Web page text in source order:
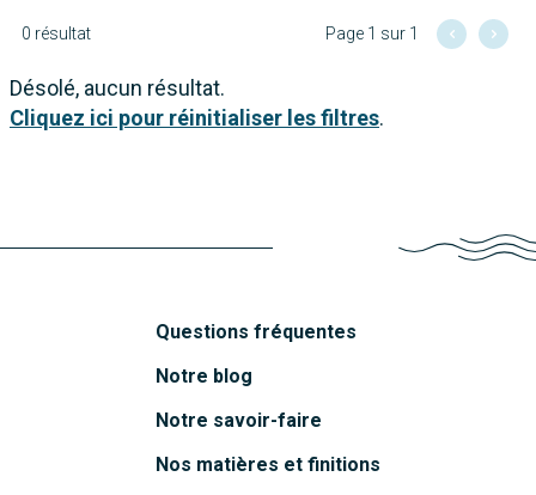
0 résultat Page 1 sur 1
Désolé, aucun résultat.
Cliquez ici pour réinitialiser les filtres.
Questions fréquentes
Notre blog
Notre savoir-faire
Nos matières et finitions